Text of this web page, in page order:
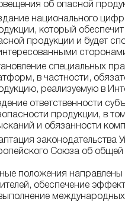
об опасной
национального
который
продукции и будет
специальных
в частности,
реализуемую в
ответственности
продукции, в
и обязанности
законодательства
Союза об
положения
обеспечение